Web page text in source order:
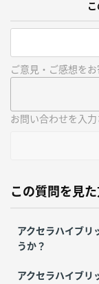
ご意見・ご感想を
お問い合わせを入
この質問を見
アクセラハイブリ
うか？
アクセラハイブリ